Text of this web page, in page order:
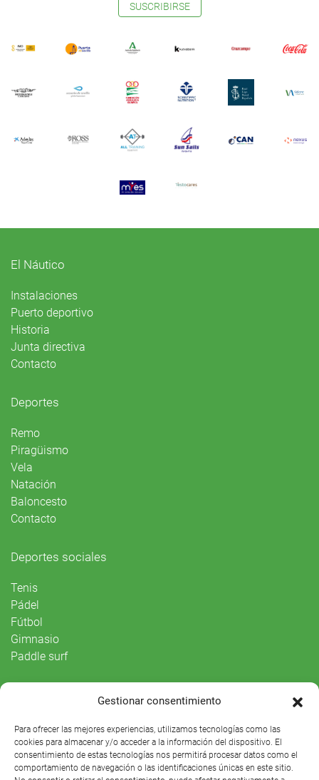
Gestionar consentimiento
Para ofrecer las mejores experiencias, utilizamos tecnologías como las
cookies para almacenar y/o acceder a la información del dispositivo. El
consentimiento de estas tecnologías nos permitirá procesar datos como el
comportamiento de navegación o las identificaciones únicas en este sitio.
SUSCRIBIRSE
El Náutico
Instalaciones
Puerto deportivo
Historia
Junta directiva
Contacto
Deportes
Remo
Piragüismo
Vela
Natación
Baloncesto
Contacto
Deportes sociales
Tenis
Pádel
Fútbol
Gimnasio
Paddle surf
Agenda